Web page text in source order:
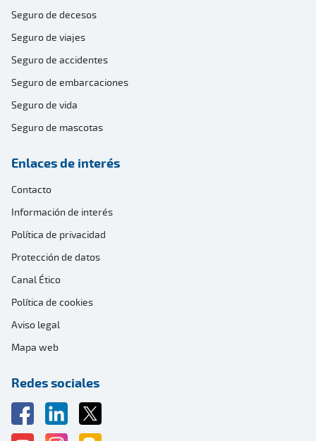
Seguro de decesos
Seguro de viajes
Seguro de accidentes
Seguro de embarcaciones
Seguro de vida
Seguro de mascotas
Enlaces de interés
Contacto
Información de interés
Política de privacidad
Protección de datos
Canal Ético
Política de cookies
Aviso legal
Mapa web
Redes sociales